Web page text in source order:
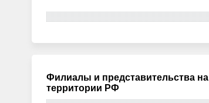
Филиалы и представительства на
территории РФ